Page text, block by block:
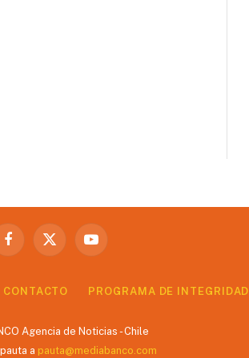
Facebook
X
YouTube
CONTACTO PROGRAMA DE INTEGRIDAD
Agencia de Noticias - Chile
a pauta@mediabanco.com